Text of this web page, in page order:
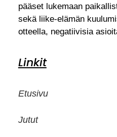
pääset lukemaan
sekä liike-elämän
otteella, negatiivisia
Linkit
Etusivu
Jutut